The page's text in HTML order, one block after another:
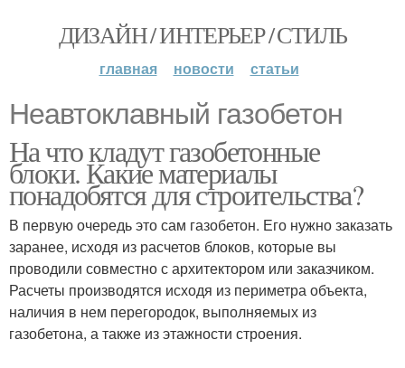
ДИЗАЙН / ИНТЕРЬЕР / СТИЛЬ
главная новости статьи
Неавтоклавный газобетон
На что кладут газобетонные
блоки. Какие материалы
понадобятся для строительства?
В первую очередь это сам газобетон. Его нужно заказать
заранее, исходя из расчетов блоков, которые вы
проводили совместно с архитектором или заказчиком.
Расчеты производятся исходя из периметра объекта,
наличия в нем перегородок, выполняемых из
газобетона, а также из этажности строения.